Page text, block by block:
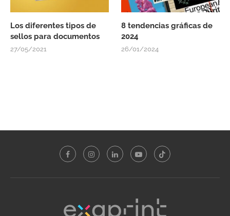
Los diferentes tipos de
sellos para documentos
27/05/2021
8 tendencias gráficas de
2024
26/01/2024